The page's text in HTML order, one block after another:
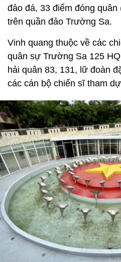
đảo đá, 33 điểm đóng
trên quần đảo Trường Sa.
Vinh quang thuộc về các
quân sự Trường Sa 125
hải quân 83, 131, lữ đoàn
các cán bộ chiến sĩ tham